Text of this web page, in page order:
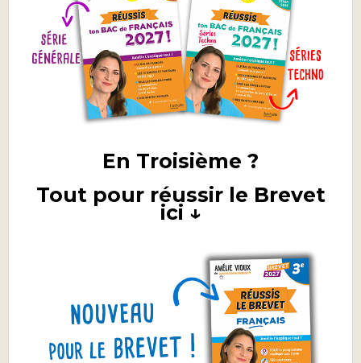
En Troisième ?
Tout pour réussir le Brevet
ici ↓